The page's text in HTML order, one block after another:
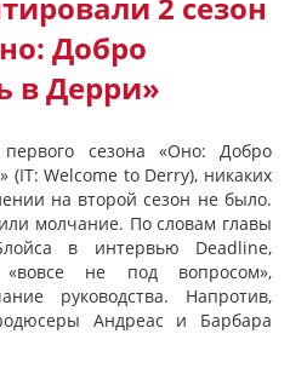
2 сезон
Добро
в Дерри»
сезона «Оно: Добро
(IT: Welcome to Derry), никаких
на второй сезон не было.
молчание. По словам главы
в интервью Deadline,
не под вопросом»,
руководства. Напротив,
Андреас и Барбара